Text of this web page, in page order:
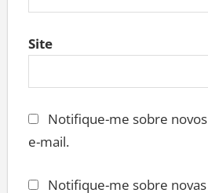
Site
Notifique-me sobre
e-mail.
Notifique-me sobre